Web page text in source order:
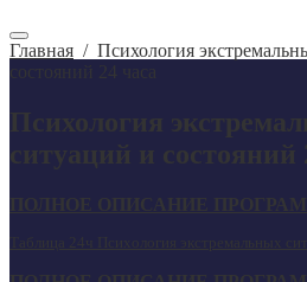
Главная / Психология